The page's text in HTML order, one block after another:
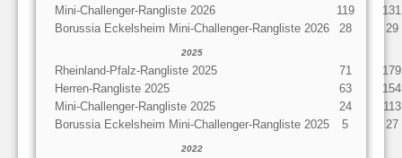
Mini-Challenger-Rangliste 2026
119
131
Borussia Eckelsheim Mini-Challenger-Rangliste 2026
28 29
2025
Rheinland-Pfalz-Rangliste 2025 71
179
Herren-Rangliste 2025
63
154
Mini-Challenger-Rangliste 2025
24
113
Borussia Eckelsheim Mini-Challenger-Rangliste 2025
5 27
2022